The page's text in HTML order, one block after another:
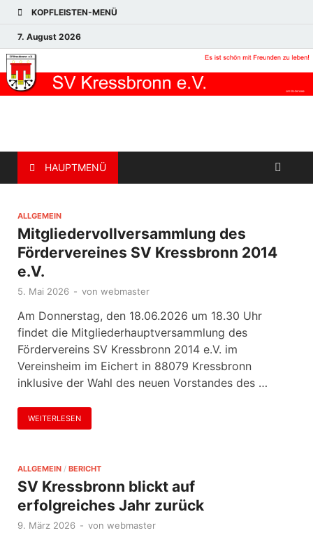
KOPFLEISTEN-MENÜ
7. August 2026
HAUPTMENÜ
ALLGEMEIN
Mitgliedervollversammlung des
Fördervereines SV Kressbronn 2014
e.V.
5. Mai 2026 - von webmaster
Am Donnerstag, den 18.06.2026 um 18.30 Uhr
findet die Mitgliederhauptversammlung des
Fördervereins SV Kressbronn 2014 e.V. im
Vereinsheim im Eichert in 88079 Kressbronn
inklusive der Wahl des neuen Vorstandes des …
WEITERLESEN
ALLGEMEIN / BERICHT
SV Kressbronn blickt auf
erfolgreiches Jahr zurück
9. März 2026 - von webmaster